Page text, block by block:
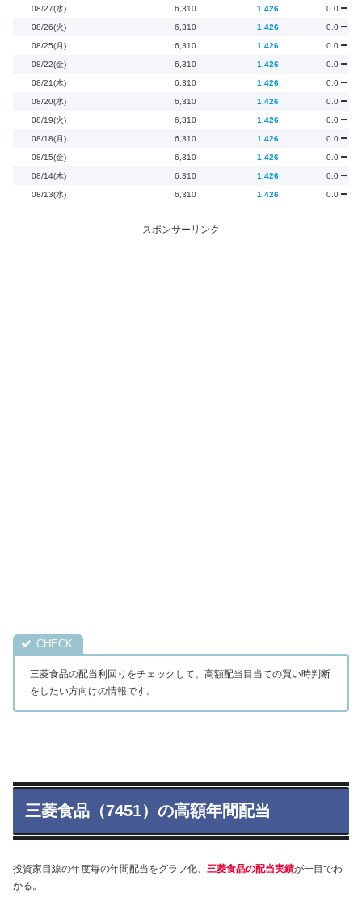
08/27(水) 6,310 1.426 0.0
08/26(火) 6,310 1.426 0.0
08/25(月) 6,310 1.426 0.0
08/22(金) 6,310 1.426 0.0
08/21(木) 6,310 1.426 0.0
08/20(水) 6,310 1.426 0.0
08/19(火) 6,310 1.426 0.0
08/18(月) 6,310 1.426 0.0
08/15(金) 6,310 1.426 0.0
08/14(木) 6,310 1.426 0.0
08/13(水) 6,310 1.426 0.0
スポンサーリンク
三菱食品の配当利回りをチェックして、高額配当目当ての買い時判断
をしたい方向けの情報です。
三菱食品（7451）の高額年間配当
投資家目線の年度毎の年間配当をグラフ化、 三菱食品の配当実績が一目でわ
かる。